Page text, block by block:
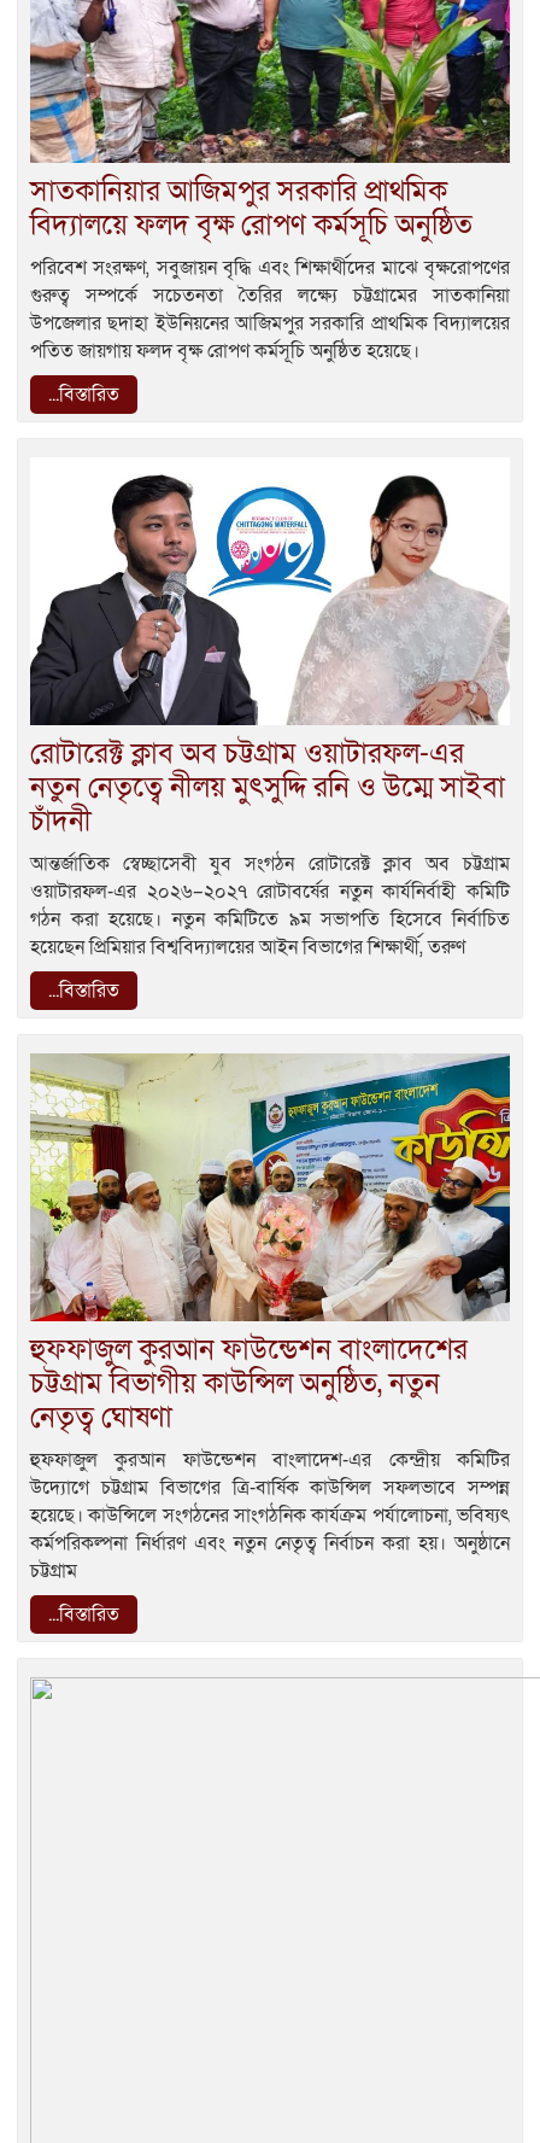
সাতকানিয়ার আজিমপুর সরকারি প্রাথমিক
বিদ্যালয়ে ফলদ বৃক্ষ রোপণ কর্মসূচি অনুষ্ঠিত
পরিবেশ সংরক্ষণ, সবুজায়ন বৃদ্ধি এবং শিক্ষার্থীদের মাঝে বৃক্ষরোপণের
গুরুত্ব সম্পর্কে সচেতনতা তৈরির লক্ষ্যে চট্টগ্রামের সাতকানিয়া
উপজেলার ছদাহা ইউনিয়নের আজিমপুর সরকারি প্রাথমিক বিদ্যালয়ের
পতিত জায়গায় ফলদ বৃক্ষ রোপণ কর্মসূচি অনুষ্ঠিত হয়েছে।
...বিস্তারিত
রোটারেক্ট ক্লাব অব চট্টগ্রাম ওয়াটারফল-এর
নতুন নেতৃত্বে নীলয় মুৎসুদ্দি রনি ও উম্মে সাইবা
চাঁদনী
আন্তর্জাতিক স্বেচ্ছাসেবী যুব সংগঠন রোটারেক্ট ক্লাব অব চট্টগ্রাম
ওয়াটারফল-এর ২০২৬–২০২৭ রোটাবর্ষের নতুন কার্যনির্বাহী কমিটি
গঠন করা হয়েছে। নতুন কমিটিতে ৯ম সভাপতি হিসেবে নির্বাচিত
হয়েছেন প্রিমিয়ার বিশ্ববিদ্যালয়ের আইন বিভাগের শিক্ষার্থী, তরুণ
...বিস্তারিত
হুফফাজুল কুরআন ফাউন্ডেশন বাংলাদেশের
চট্টগ্রাম বিভাগীয় কাউন্সিল অনুষ্ঠিত, নতুন
নেতৃত্ব ঘোষণা
হুফফাজুল কুরআন ফাউন্ডেশন বাংলাদেশ-এর কেন্দ্রীয় কমিটির
উদ্যোগে চট্টগ্রাম বিভাগের ত্রি-বার্ষিক কাউন্সিল সফলভাবে সম্পন্ন
হয়েছে। কাউন্সিলে সংগঠনের সাংগঠনিক কার্যক্রম পর্যালোচনা, ভবিষ্যৎ
কর্মপরিকল্পনা নির্ধারণ এবং নতুন নেতৃত্ব নির্বাচন করা হয়। অনুষ্ঠানে
চট্টগ্রাম
...বিস্তারিত